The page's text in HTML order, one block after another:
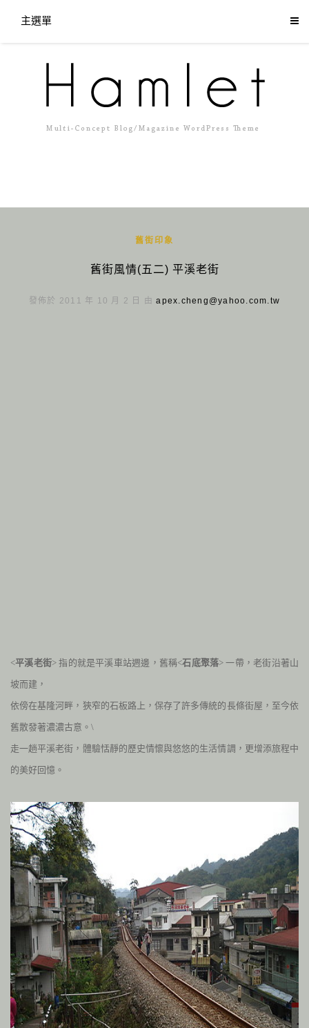
主選單
舊街印象
舊街風情(五二) 平溪老街
發佈於 2011 年 10 月 2 日 由apex.cheng@yahoo.com.tw
<平溪老街> 指的就是平溪車站週邊，舊稱<石底聚落> 一帶，老街沿著山
坡而建，
依傍在基隆河畔，狹窄的石板路上，保存了許多傳統的長條街屋，至今依
舊散發著濃濃古意。\
走一趟平溪老街，體驗恬靜的歷史情懷與悠悠的生活情調，更增添旅程中
的美好回憶。